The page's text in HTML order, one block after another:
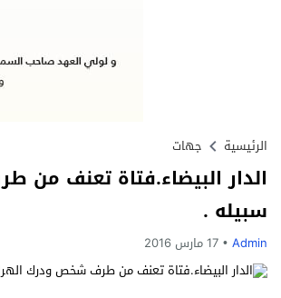
الرئيسية جهات
الدار البيضاء.فتاة تعنف
سبيله .
Admin 17 مارس 2016